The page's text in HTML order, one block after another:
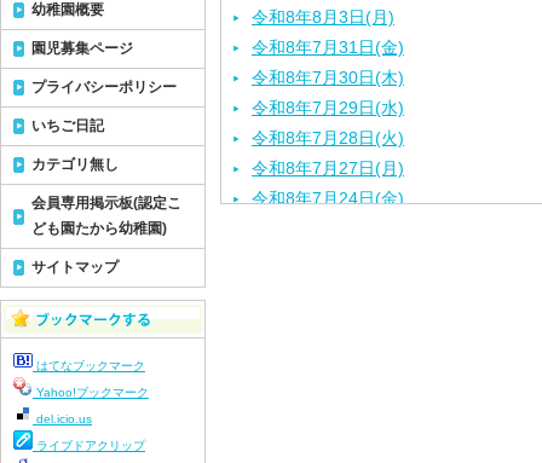
令和8年8月3日(月)
令和8年7月31日(金)
令和8年7月30日(木)
令和8年7月29日(水)
令和8年7月28日(火)
令和8年7月27日(月)
令和8年7月24日(金)
幼稚園概要
園児募集ページ
プライバシーポリシー
いちご日記
カテゴリ無し
会員専用掲示板(認定こ
ども園たから幼稚園)
サイトマップ
はてなブックマーク
Yahoo!ブックマーク
del.icio.us
ライブドアクリップ